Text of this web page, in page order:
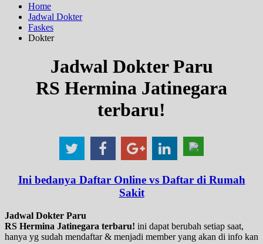
Home
Jadwal Dokter
Faskes
Dokter
Jadwal Dokter Paru
RS Hermina Jatinegara
terbaru!
Ini bedanya Daftar Online vs Daftar di Rumah
Sakit
Jadwal Dokter Paru
RS Hermina Jatinegara terbaru! ini dapat berubah setiap saat,
hanya yg sudah mendaftar & menjadi member yang akan di info kan